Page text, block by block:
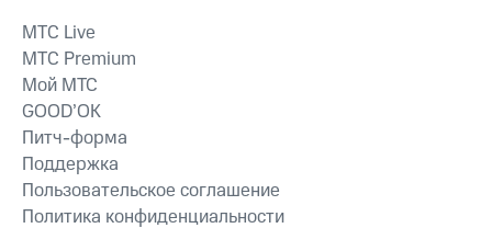
MTС Live
MTС Premium
Мой МТС
GOOD’OK
Питч-форма
Поддержка
Пользовательское соглашение
Политика конфиденциальности